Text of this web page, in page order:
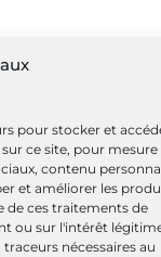
pour stocker et
ce site, pour mesure
contenu
et améliorer les
de ces traitements de
ou sur l'intérêt
nécessaires au